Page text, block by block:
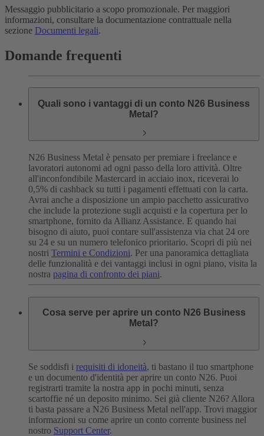
Messaggio pubblicitario a scopo promozionale. Per maggiori
informazioni, consultare la documentazione contrattuale nella
sezione Documenti legali.
Domande frequenti
Quali sono i vantaggi di un conto N26 Business
Metal?
N26 Business Metal è pensato per premiare i freelance e
lavoratori autonomi ad ogni passo della loro attività. Oltre
all'inconfondibile Mastercard in acciaio inox, riceverai lo
0,5% di cashback su tutti i pagamenti effettuati con la carta.
Avrai anche a disposizione un ampio pacchetto assicurativo
che include la protezione sugli acquisti e la copertura per lo
smartphone, fornito da Allianz Assistance. E quando hai
bisogno di aiuto, puoi contare sull'assistenza via chat 24 ore
su 24 e su un numero telefonico prioritario. Scopri di più nei
nostri Termini e Condizioni. Per una panoramica dettagliata
delle funzionalità e dei vantaggi inclusi in ogni piano, visita la
nostra pagina di confronto dei piani.
Cosa serve per aprire un conto N26 Business
Metal?
Se soddisfi i requisiti di idoneità, ti bastano il tuo smartphone
e un documento d'identità per aprire un conto N26. Puoi
registrarti tramite la nostra app in pochi minuti, senza
scartoffie né un deposito minimo. Sei già cliente N26? Allora
ti basta passare a N26 Business Metal nell'app. Trovi maggior
informazioni su come aprire un conto corrente business nel
nostro Support Center.